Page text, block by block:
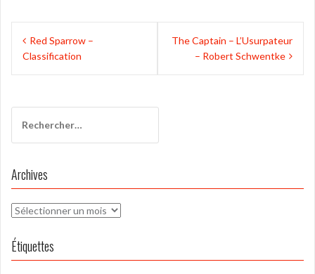
Navigation
de Red Sparrow –
Classification
The Captain – L’Usurpateur
– Robert Schwentke
Archives
Archives
Étiquettes